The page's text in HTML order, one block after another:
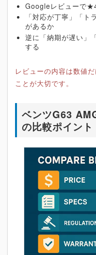
Googleレビューで
「対応が丁寧」「ト
があるか
逆に「納期が遅い」
する
レビューの内容は数値
ことが大切です。
ベンツG63
の比較ポイント